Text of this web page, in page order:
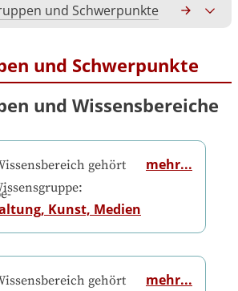
und Schwerpunkte
und Schwerpunkte
und Wissensbereiche
gehört
Kunst, Medien
mehr...
gehört
mehr...